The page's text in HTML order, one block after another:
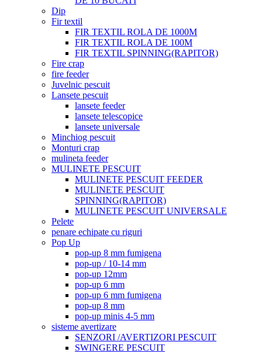
Dip
Fir textil
FIR TEXTIL ROLA DE 1000M
FIR TEXTIL ROLA DE 100M
FIR TEXTIL SPINNING(RAPITOR)
Fire crap
fire feeder
Juvelnic pescuit
Lansete pescuit
lansete feeder
lansete telescopice
lansete universale
Minchiog pescuit
Monturi crap
mulineta feeder
MULINETE PESCUIT
MULINETE PESCUIT FEEDER
MULINETE PESCUIT
SPINNING(RAPITOR)
MULINETE PESCUIT UNIVERSALE
Pelete
penare echipate cu riguri
Pop Up
pop-up 8 mm fumigena
pop-up / 10-14 mm
pop-up 12mm
pop-up 6 mm
pop-up 6 mm fumigena
pop-up 8 mm
pop-up minis 4-5 mm
sisteme avertizare
SENZORI /AVERTIZORI PESCUIT
SWINGERE PESCUIT